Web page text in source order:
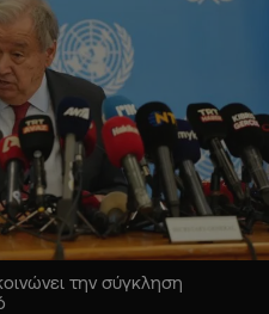
την σύγκληση